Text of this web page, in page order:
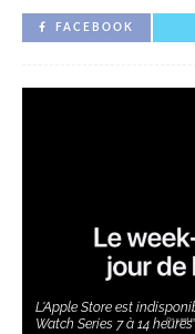
FACEBOOK
L'Apple Store est
Watch Series 7 à 14 heures